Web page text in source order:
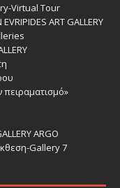
Virtual Tour
ART GALLERY
ARGO
Gallery 7